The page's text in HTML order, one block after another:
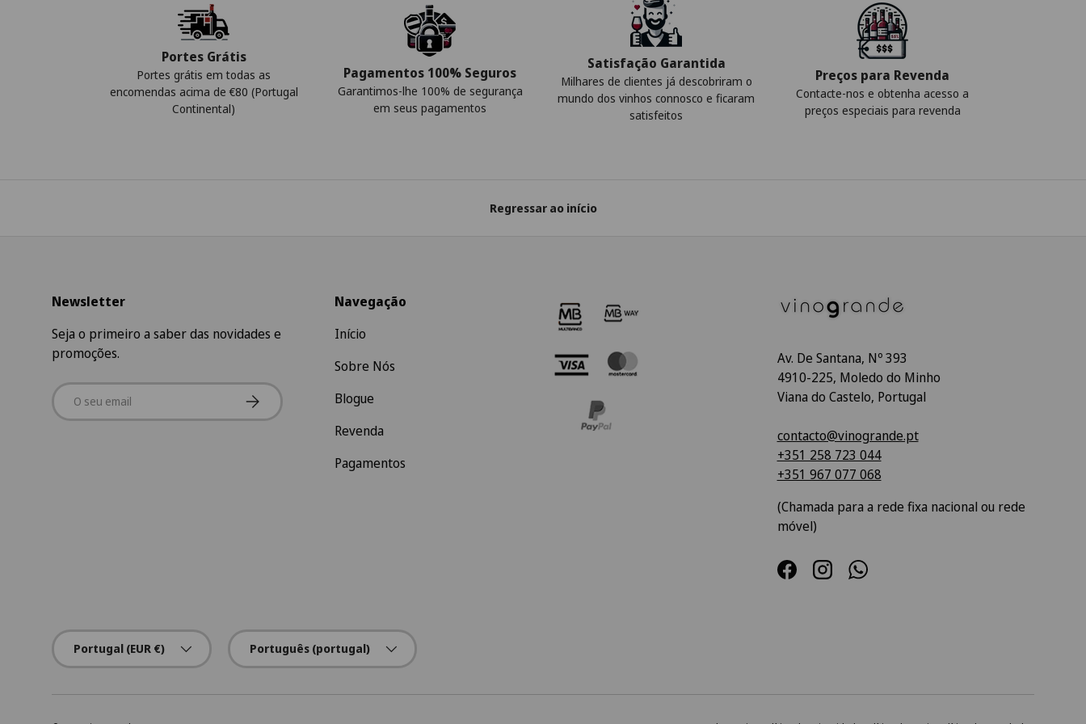
Portes Grátis
Portes grátis em todas as
encomendas acima de €80 (Portugal
Continental)
Pagamentos 100% Seguros
Garantimos-lhe 100% de segurança
em seus pagamentos
Satisfação Garantida
Milhares de clientes já descobriram o
mundo dos vinhos connosco e ficaram
satisfeitos
Preços para Revenda
Contacte-nos e obtenha acesso a
preços especiais para revenda
Regressar ao início
Newsletter
Seja o primeiro a saber das novidades e
promoções.
Email Subscrever
Navegação
Início
Sobre Nós
Blogue
Revenda
Pagamentos
Av. De Santana, Nº 393
4910-225, Moledo do Minho
Viana do Castelo, Portugal
contacto@vinogrande.pt
+351 258 723 044
+351 967 077 068
(Chamada para a rede fixa nacional ou rede
móvel)
FacebookInstagramWhatsApp
País/Região
Portugal (EUR €)
Idioma
Português (portugal)